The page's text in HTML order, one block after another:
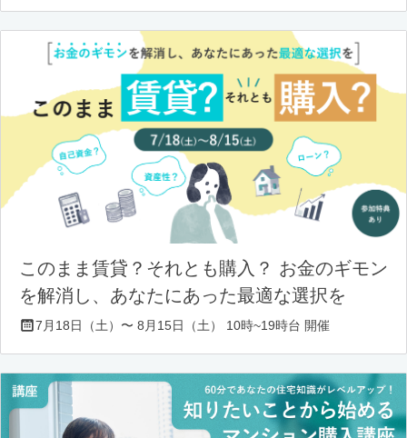
このまま賃貸？それとも購入？ お金のギモン
を解消し、あなたにあった最適な選択を
7月18日（土）〜 8月15日（土） 10時~19時台 開催